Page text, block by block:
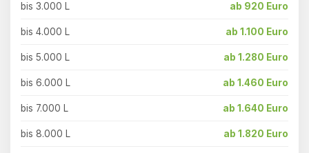
bis 3.000 L ab 920 Euro
bis 4.000 L ab 1.100 Euro
bis 5.000 L ab 1.280 Euro
bis 6.000 L ab 1.460 Euro
bis 7.000 L ab 1.640 Euro
bis 8.000 L ab 1.820 Euro